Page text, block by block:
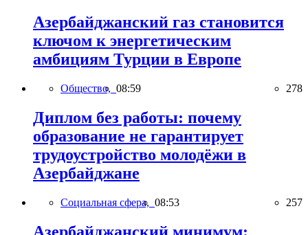
Азербайджанский газ становится
ключом к энергетическим
амбициям Турции в Европе
Общество, 08:59 278
Диплом без работы: почему
образование не гарантирует
трудоустройство молодёжи в
Азербайджане
Социальная сфера, 08:53 257
Азербайджанский минимум: